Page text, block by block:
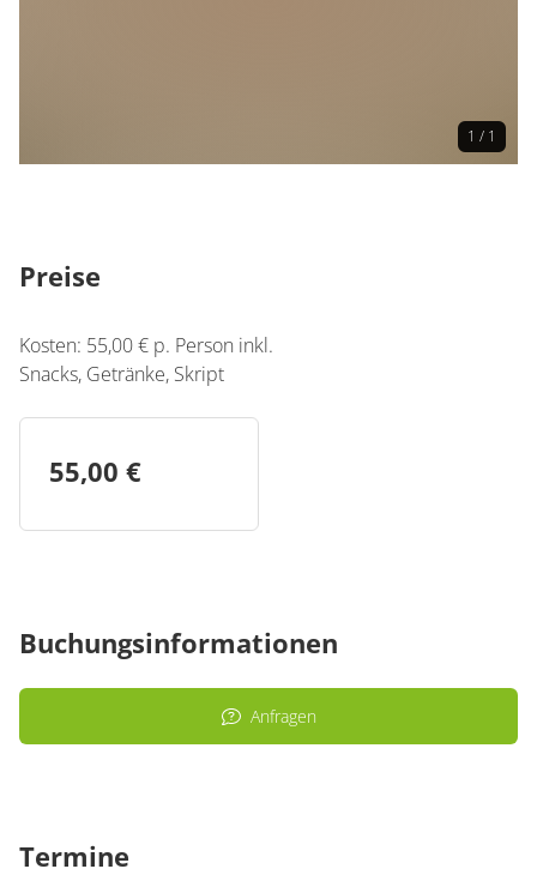
1 / 1
Preise
Kosten: 55,00 € p. Person inkl.
Snacks, Getränke, Skript
55,00 €
Buchungsinformationen
Anfragen
Termine